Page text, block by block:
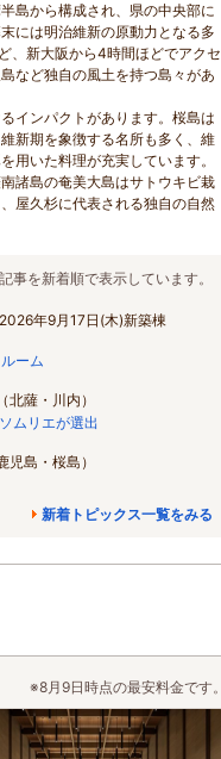
島から構成され、県の中央部に
には明治維新の原動力となる多
、新大阪から4時間ほどでアクセ
など独自の風土を持つ島々があ
インパクトがあります。桜島は
新期を象徴する名所も多く、維
用いた料理が充実しています。
諸島の奄美大島はサトウキビ栽
屋久杉に代表される独自の自然
年9月17日(木)新築棟
ーム
薩・川内）
ムリエが選出
島・桜島）
事を新着順で表示しています。
新着トピックス一覧をみる
※8月9日時点の最安料金です。